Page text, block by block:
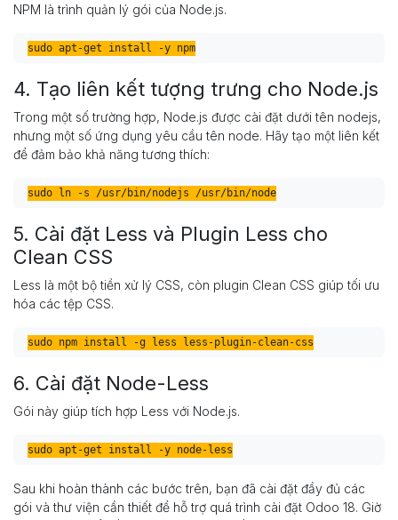
NPM là trình quản lý gói của Node.js.
4. Tạo liên kết tượng trưng cho Node.js
Trong một số trường hợp, Node.js được cài đặt dưới tên nodejs,
nhưng một số ứng dụng yêu cầu tên node. Hãy tạo một liên kết
để đảm bảo khả năng tương thích:
5. Cài đặt Less và Plugin Less cho
Clean CSS
Less là một bộ tiền xử lý CSS, còn plugin Clean CSS giúp tối ưu
hóa các tệp CSS.
6. Cài đặt Node-Less
Gói này giúp tích hợp Less với Node.js.
Sau khi hoàn thành các bước trên, bạn đã cài đặt đầy đủ các
gói và thư viện cần thiết để hỗ trợ quá trình cài đặt Odoo 18. Giờ